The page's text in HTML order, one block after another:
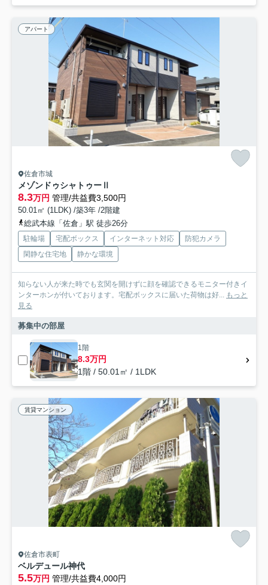
アパート
佐倉市城
メゾンドゥシャトゥーⅡ
8.3万円 管理/共益費3,500円
50.01㎡ (1LDK) /築3年 /2階建
総武本線「佐倉」駅 徒歩26分
駐輪場 宅配ボックス インターネット対応
防犯カメラ
閑静な住宅地
静かな環境
知らない人が来た時でも玄関を開けずに顔を確認できるモニター付きイ
ンターホンが付いております。宅配ボックスに届いた荷物は好... もっと
見る
募集中の部屋
1階
8.3万円
1階 / 50.01㎡ / 1LDK
賃貸マンション
佐倉市表町
ベルデュール神代
5.5万円 管理/共益費4,000円